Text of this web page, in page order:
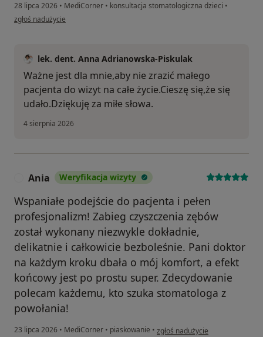
28 lipca 2026 • MediCorner • konsultacja stomatologiczna dzieci •
w opinii użytkownika KC
zgłoś nadużycie
lek. dent. Anna Adrianowska-Piskulak
Ważne jest dla mnie,aby nie zrazić małego
pacjenta do wizyt na całe życie.Cieszę się,że się
udało.Dziękuję za miłe słowa.
4 sierpnia 2026
Ania Weryfikacja wizyty
Wspaniałe podejście do pacjenta i pełen
profesjonalizm! Zabieg czyszczenia zębów
został wykonany niezwykle dokładnie,
delikatnie i całkowicie bezboleśnie. Pani doktor
na każdym kroku dbała o mój komfort, a efekt
końcowy jest po prostu super. Zdecydowanie
polecam każdemu, kto szuka stomatologa z
powołania!
23 lipca 2026 • MediCorner • piaskowanie • w opinii użytkownika Ania
zgłoś nadużycie